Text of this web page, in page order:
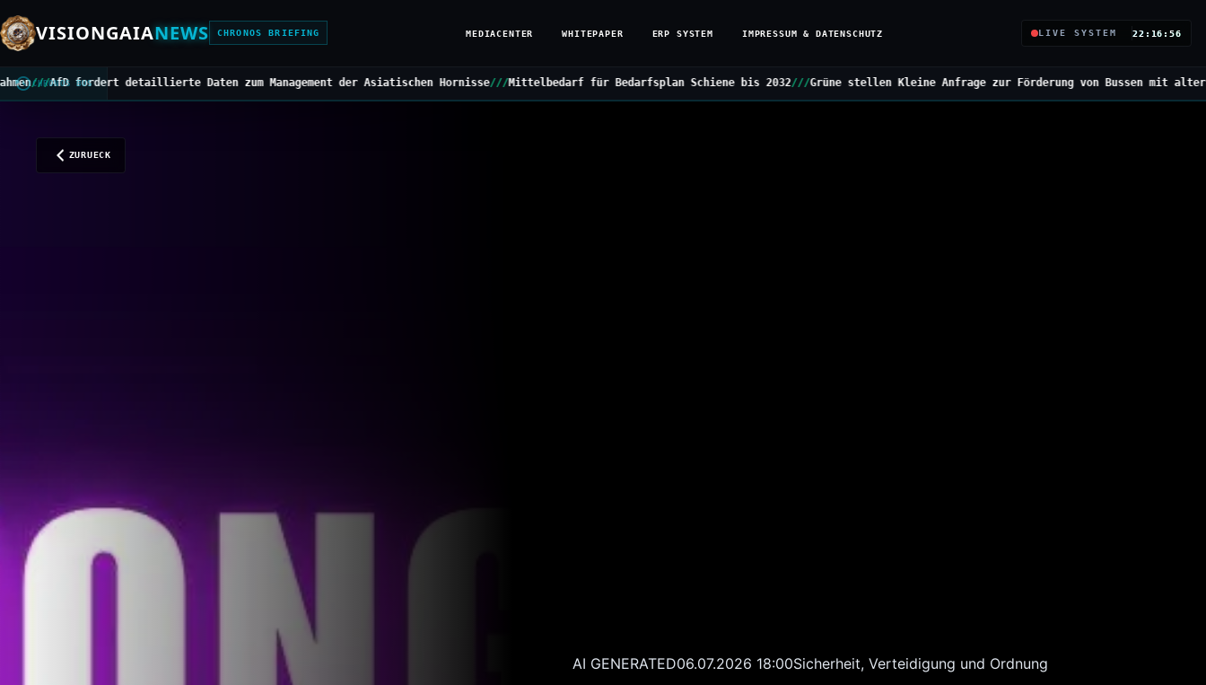
VISIONGAIANEWS CHRONOS BRIEFING MEDIACENTER WHITEPAPER ERP SYSTEM IMPRESSUM & DATENSCHUTZ LIVE SYSTEM 22:16:58
CHRONOS BUS
Daten zum Management der Asiatischen Hornisse ///Mittelbedarf für Bedarfsplan Schiene bis 2032///Grüne stellen Kleine Anfrage zur Förderung von Bussen mit alternativen Antrieben///
ZURUECK
AI GENERATED06.07.2026 18:00Sicherheit, Verteidigung und Ordnung